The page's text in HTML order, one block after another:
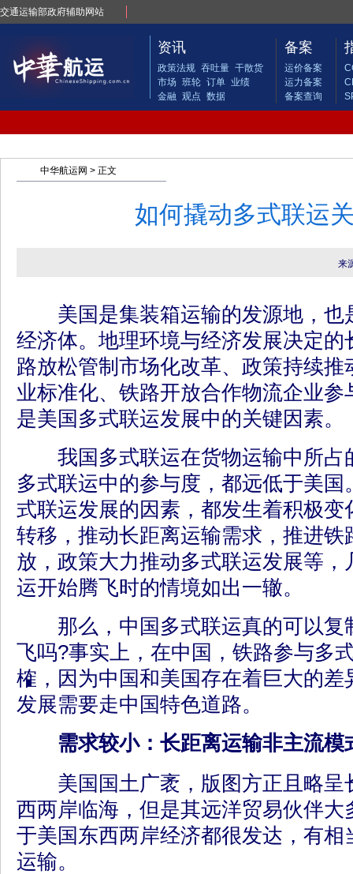
交通运输部政府辅助网站
资讯
政策法规 吞吐量 干散货
市场 班轮 订单 业绩
金融 观点 数据
备案
运价备案
运力备案
备案查询
中华航运网 > 正文
如何撬动多式联运
来
美国是集装箱运输的发源地，也
经济体。地理环境与经济发展决定的
路放松管制市场化改革、政策持续
业标准化、铁路开放合作物流企业
是美国多式联运发展中的关键因素。
我国多式联运在货物运输中所占
多式联运中的参与度，都远低于美
式联运发展的因素，都发生着积极变
转移，推动长距离运输需求，推进铁
放，政策大力推动多式联运发展等
运开始腾飞时的情境如出一辙。
那么，中国多式联运真的可以复
飞吗?事实上，在中国，铁路参与多
榷，因为中国和美国存在着巨大的差
发展需要走中国特色道路。
需求较小：长距离运输非主流模
美国国土广袤，版图方正且略呈
西两岸临海，但是其远洋贸易伙伴大
于美国东西两岸经济都很发达，有相
运输。